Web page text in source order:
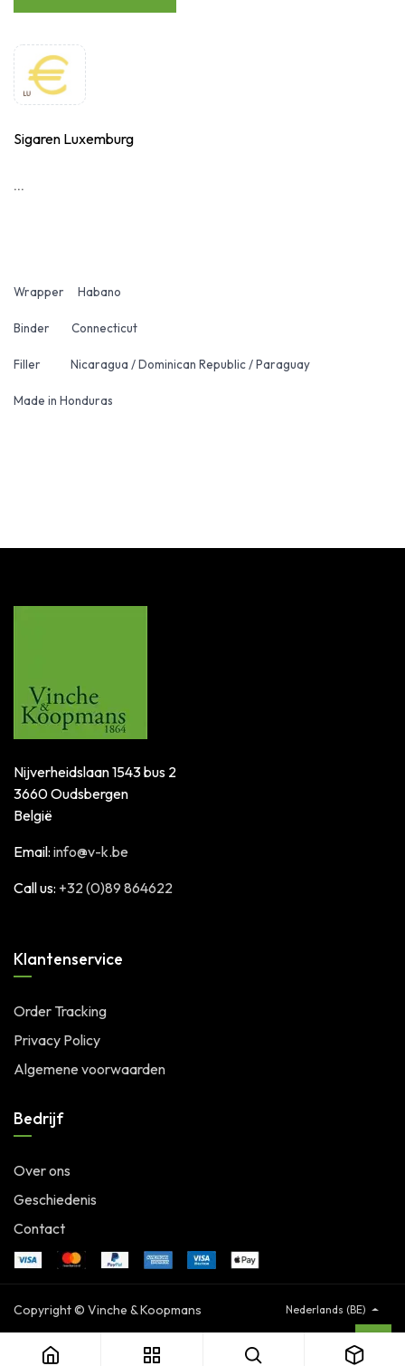
Sigaren Luxemburg
...
Wrapper Habano
Binder Connecticut
Filler Nicaragua / Dominican Republic / Paraguay
Made in Honduras
Nijverheidslaan 1543 bus 2
3660 Oudsbergen
België
Email: info@v-k.be
Call us: +32 (0)89 864622
Klantenservice
Order Tracking
Privacy Policy
Algemene voorwaarden
Bedrijf
Over ons
Geschiedenis
Contact
Copyright © Vinche & Koopmans Nederlands (BE)